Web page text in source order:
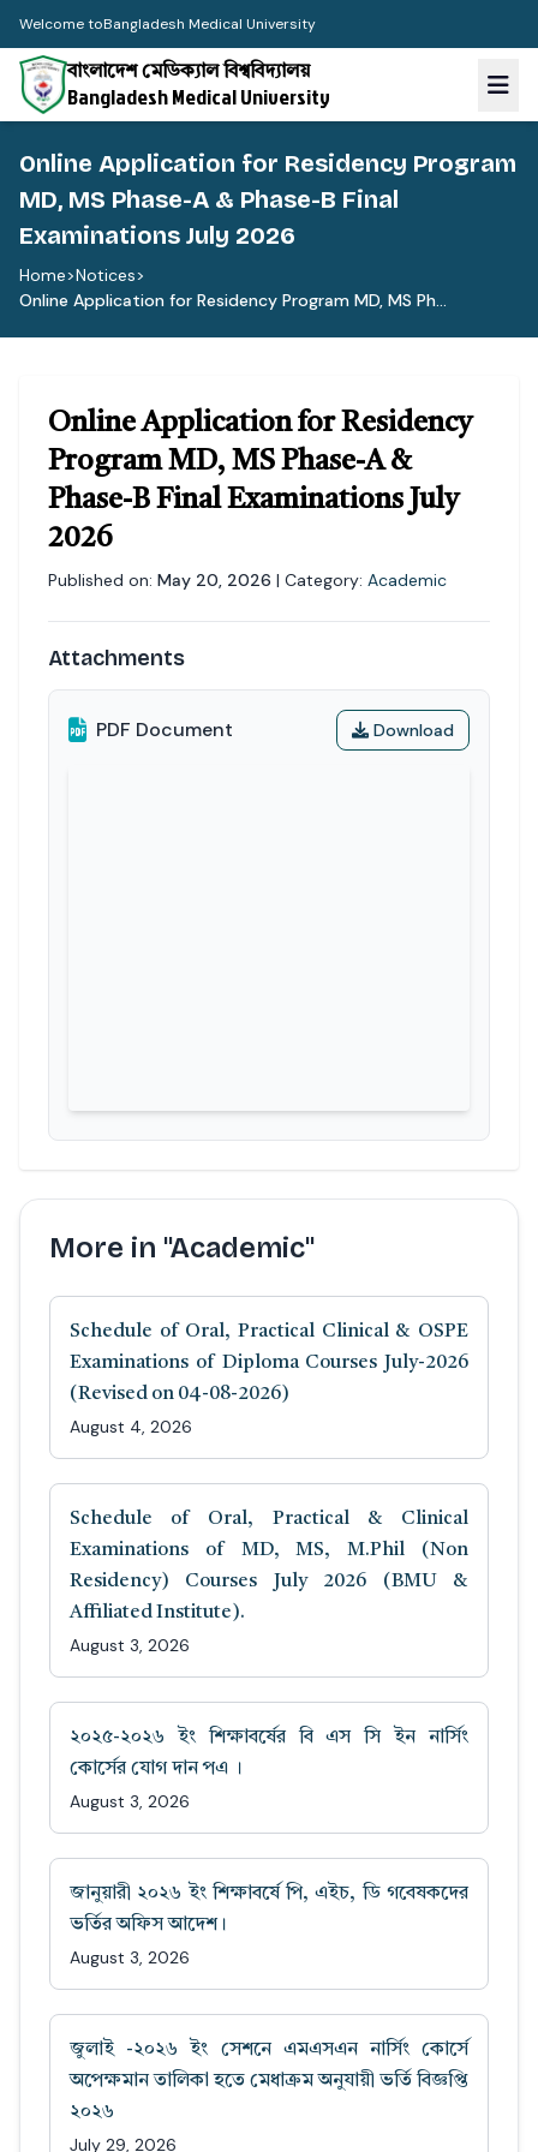
Welcome toBangladesh Medical University
বাংলাদেশ মেডিক্যাল বিশ্ববিদ্যালয়
Bangladesh Medical University
Online Application for Residency Program
MD, MS Phase-A & Phase-B Final
Examinations July 2026
Home>Notices>
Online Application for Residency Program MD, MS Ph...
Online Application for Residency
Program MD, MS Phase-A &
Phase-B Final Examinations July
2026
Published on: May 20, 2026 | Category: Academic
Attachments
PDF Document Download
More in "Academic"
Schedule of Oral, Practical Clinical & OSPE
Examinations of Diploma Courses July-2026
(Revised on 04-08-2026)
August 4, 2026
Schedule of Oral, Practical & Clinical
Examinations of MD, MS, M.Phil (Non
Residency) Courses July 2026 (BMU &
Affiliated Institute).
August 3, 2026
২০২৫-২০২৬ ইং শিক্ষাবর্ষের বি এস সি ইন নার্সিং
কোর্সের যোগ দান পএ ।
August 3, 2026
জানুয়ারী ২০২৬ ইং শিক্ষাবর্ষে পি, এইচ, ডি গবেষকদের
ভর্তির অফিস আদেশ।
August 3, 2026
জুলাই -২০২৬ ইং সেশনে এমএসএন নার্সিং কোর্সে
অপেক্ষমান তালিকা হতে মেধাক্রম অনুযায়ী ভর্তি বিজ্ঞপ্তি
২০২৬
July 29, 2026